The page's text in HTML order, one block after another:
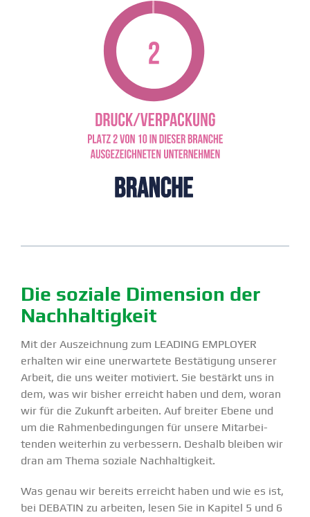
Die soziale Dimension der
Nachhal­tigkeit
Mit der Auszeichnung zum LEADING EMPLOYER
erhalten wir eine unerwartete Bestä­tigung unserer
Arbeit, die uns weiter motiviert. Sie bestärkt uns in
dem, was wir bisher erreicht haben und dem, woran
wir für die Zukunft arbeiten. Auf breiter Ebene und
um die Rahmen­be­din­gungen für unsere Mitar­bei­
tenden weiterhin zu verbessern. Deshalb bleiben wir
dran am Thema soziale Nachhal­tigkeit.
Was genau wir bereits erreicht haben und wie es ist,
bei DEBATIN zu arbeiten, lesen Sie in Kapitel 5 und 6